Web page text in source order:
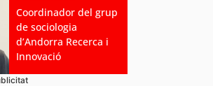
Coordinador del grup
de sociologia
d’Andorra Recerca i
Innovació